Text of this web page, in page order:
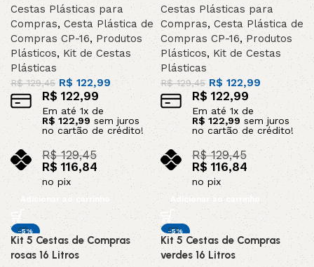
Cestas Plásticas para
Compras,Cesta Plástica de
Compras CP-16,Produtos
Plásticos, Kit de Cestas
Plásticas
R$129,45 R$ 122,99
R$ 122,99
Em até1x de
R$ 122,99 sem juros
no cartão de crédito!
R$129,45
R$ 116,84
no pix
Adicionar ao carrinho
Cestas Plásticas para
Compras,Cesta Plástica de
Compras CP-16,Produtos
Plásticos,Kit de Cestas
Plásticas
R$129,45 R$ 122,99
R$122,99
Em até 1x de
R$122,99 sem juros
no cartão de crédito!
R$129,45
R$116,84
no pix
Adicionar ao carrinho
-5%
Kit 5 Cestas de Compras
rosas 16 Litros
-5%
Kit 5 Cestas de Compras
verdes 16 Litros